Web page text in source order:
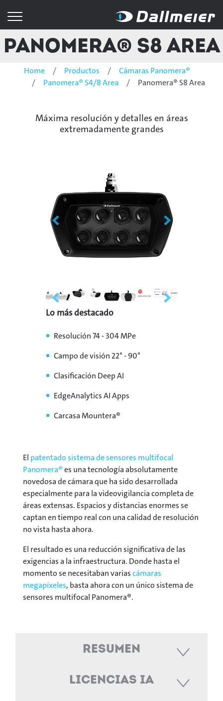
Panomera® S8 Area
Home Productos
Cámaras Panomera®
Panomera® S4/8 Area
Panomera® S8 Area
Máxima resolución y detalles en áreas
extremadamente grandes
Lo más destacado
Resolución 74 - 304 MPe
Campo de visión 22° - 90°
Clasificación Deep AI
EdgeAnalytics AI Apps
Carcasa Mountera®
El patentado sistema de sensores multifocal
Panomera®es una tecnología absolutamente
novedosa de cámara que ha sido desarrollada
especialmente para la videovigilancia completa de
áreas extensas. Espacios y distancias enormes se
captan en tiempo real con una calidad de resolución
no vista hasta ahora.
El resultado es una reducción significativa de las
exigencias a la infraestructura. Donde hasta el
momento se necesitaban variascámaras
megapíxeles, basta ahora con un único sistema de
sensores multifocal Panomera®.
Resumen
Licencias IA